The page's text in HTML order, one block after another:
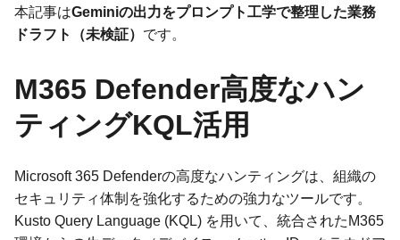
本記事はGeminiの出力をプロンプト工学で整理した業務
ドラフト（未検証） です。
M365 Defender高度なハン
ティングKQL活用
Microsoft 365 Defenderの高度なハンティングは、組織の
セキュリティ体制を強化するための強力なツールです。
Kusto Query Language (KQL) を用いて、統合されたM365